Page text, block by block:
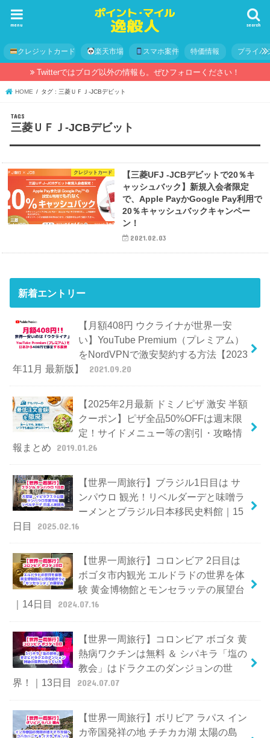
search
menu
クレジットカード 楽天市場 スマホ案件 特価情報 プライバ
Twitterではブログ以外の情報も。ぜひフォローください！
HOME タグ : 三菱ＵＦＪ-JCBデビット
三菱ＵＦＪ-JCBデビット
クレジットカード
【三菱UFJ -JCBデビットで20％キ
ャッシュバック】新規入会者限定
で、Apple PayかGoogle Pay利用で
20％キャッシュバックキャンペー
ン！
2021.02.03
新着エントリー
【月額408円 ウクライナが世界一安
い】YouTube Premium（プレミアム）
をNordVPNで激安契約する方法【2023
年11月 最新版】
2021.09.20
【2025年2月最新 ドミノピザ 激安 半額
クーポン】ピザ全品50%OFFは週末限
定！サイドメニュー等の割引・攻略情
報まとめ
2019.01.26
【世界一周旅行】ブラジル1日目は サ
ンパウロ 観光！リベルダーデと味噌ラ
ーメンとブラジル日本移民史料館｜15
日目
2025.02.16
【世界一周旅行】コロンビア 2日目は
ボゴタ市内観光 エルドラドの世界を体
験 黄金博物館とモンセラッテの展望台
｜14日目
2024.07.16
【世界一周旅行】コロンビア ボゴタ 黄
熱病ワクチンは無料 ＆ シパキラ「塩の
教会」はドラクエのダンジョンの世
界！｜13日目
2024.07.07
【世界一周旅行】ボリビア ラパス イン
カ帝国発祥の地 チチカカ湖 太陽の島